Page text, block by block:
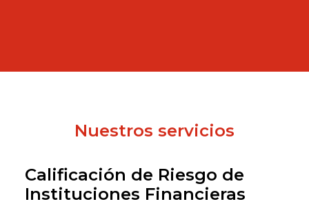
Nuestros servicios
Calificación de Riesgo de
Instituciones Financieras